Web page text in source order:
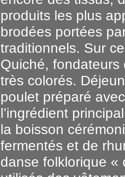
produits les plus
brodées portées
traditionnels. Sur
Quiché,
très colorés.
poulet préparé
l’ingrédient
la boisson
fermentés et de
danse folklorique «